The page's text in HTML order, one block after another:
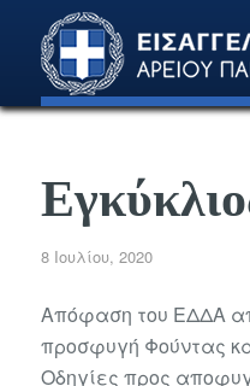
8 Ιουλίου, 2020
Απόφαση του ΕΔΔΑ
προσφυγή Φούντας
Οδηγίες προς